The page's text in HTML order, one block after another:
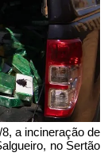
a incineração de
no Sertão